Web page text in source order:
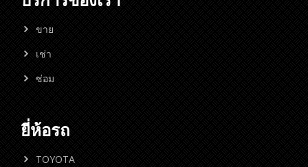
ขาย
เช่า
ซ่อม
ยี่ห้อรถ
TOYOTA